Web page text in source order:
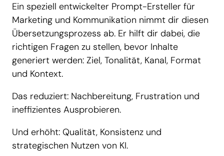
Ein speziell entwickelter Prompt-Ersteller für
Marketing und Kommunikation nimmt dir diesen
Übersetzungsprozess ab. Er hilft dir dabei, die
richtigen Fragen zu stellen, bevor Inhalte
generiert werden: Ziel, Tonalität, Kanal, Format
und Kontext.
Das reduziert: Nachbereitung, Frustration und
ineffizientes Ausprobieren.
Und erhöht: Qualität, Konsistenz und
strategischen Nutzen von KI.